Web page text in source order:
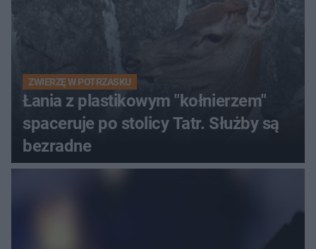
ZWIERZĘ W POTRZASKU
Łania z plastikowym "kołnierzem"
spaceruje po stolicy Tatr. Służby są
bezradne